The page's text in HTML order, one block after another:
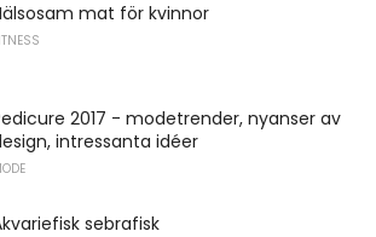
mat för kvinnor
2017 - modetrender, nyanser av
intressanta idéer
sebrafisk